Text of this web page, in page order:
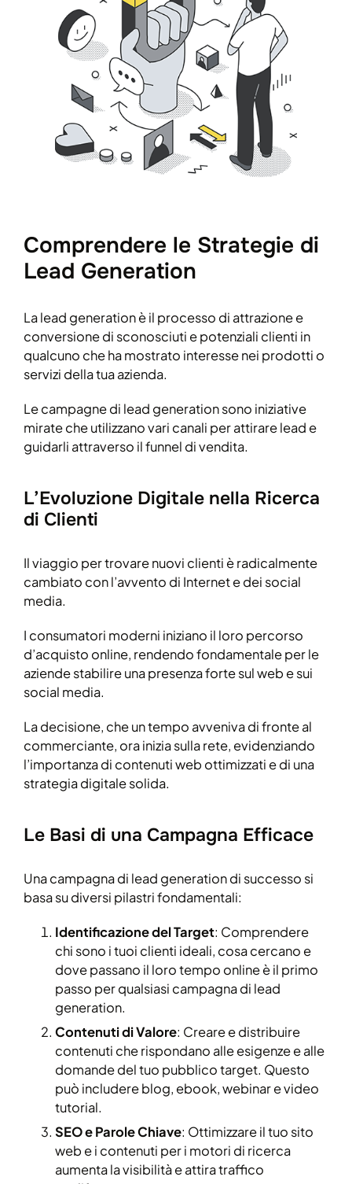
Comprendere le Strategie di
Lead Generation
La lead generation è il processo di attrazione e
conversione di sconosciuti e potenziali clienti in
qualcuno che ha mostrato interesse nei prodotti o
servizi della tua azienda.
Le campagne di lead generation sono iniziative
mirate che utilizzano vari canali per attirare lead e
guidarli attraverso il funnel di vendita.
L’Evoluzione Digitale nella Ricerca
di Clienti
Il viaggio per trovare nuovi clienti è radicalmente
cambiato con l’avvento di Internet e dei social
media.
I consumatori moderni iniziano il loro percorso
d’acquisto online, rendendo fondamentale per le
aziende stabilire una presenza forte sul web e sui
social media.
La decisione, che un tempo avveniva di fronte al
commerciante, ora inizia sulla rete, evidenziando
l’importanza di contenuti web ottimizzati e di una
strategia digitale solida.
Le Basi di una Campagna Efficace
Una campagna di lead generation di successo si
basa su diversi pilastri fondamentali:
Identificazione del Target: Comprendere
chi sono i tuoi clienti ideali, cosa cercano e
dove passano il loro tempo online è il primo
passo per qualsiasi campagna di lead
generation.
Contenuti di Valore: Creare e distribuire
contenuti che rispondano alle esigenze e alle
domande del tuo pubblico target. Questo
può includere blog, ebook, webinar e video
tutorial.
SEO e Parole Chiave: Ottimizzare il tuo sito
web e i contenuti per i motori di ricerca
aumenta la visibilità e attira traffico